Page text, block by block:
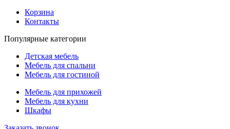
Корзина
Контакты
Популярные категории
Детская мебель
Мебель для спальни
Мебель для гостиной
Мебель для прихожей
Мебель для кухни
Шкафы